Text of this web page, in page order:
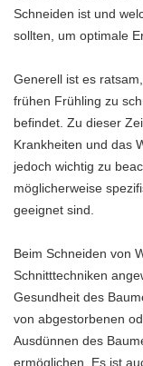
Schneiden ist und
sollten, um optimale
Generell ist es
frühen Frühling zu
befindet. Zu dieser
Krankheiten und das
jedoch wichtig zu
möglicherweise
geeignet sind.
Beim Schneiden von
Schnitttechniken
Gesundheit des
von abgestorbenen
Ausdünnen des
ermöglichen. Es ist